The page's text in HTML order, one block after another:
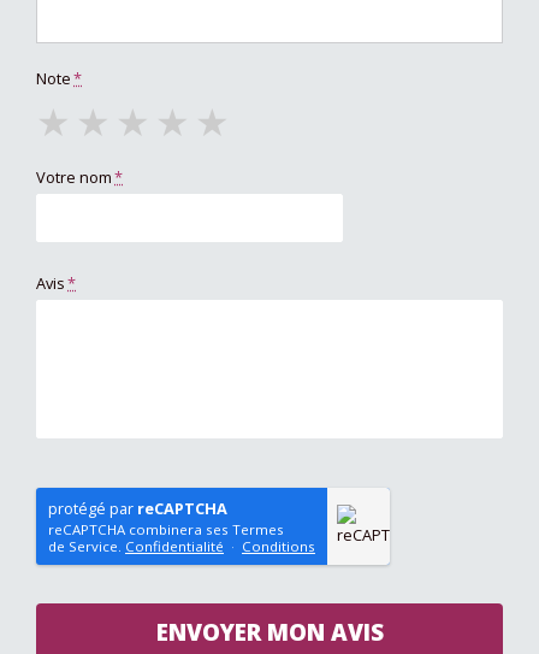
Note*
★ ★ ★ ★ ★
Votre nom*
Avis*
protégé par reCAPTCHA
reCAPTCHA combinera ses Termes
de Service. Confidentialité · Conditions